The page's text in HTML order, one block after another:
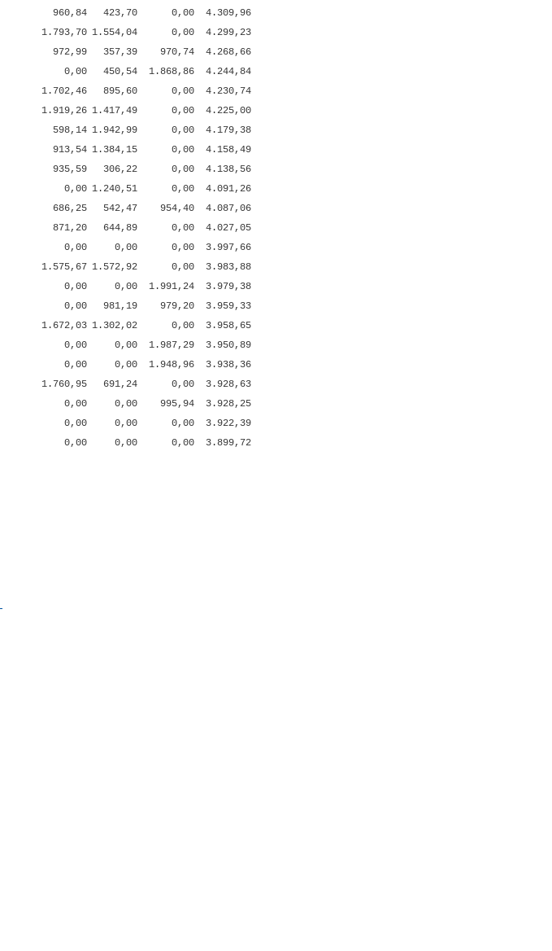
960,84 423,70 0,00
4.309,96
1.793,70 1.554,04 0,00
4.299,23
972,99 357,39 970,74
4.268,66
0,00 450,54 1.868,86
4.244,84
1.702,46 895,60 0,00
4.230,74
1.919,26 1.417,49 0,00
4.225,00
598,14 1.942,99 0,00
4.179,38
913,54 1.384,15 0,00
4.158,49
935,59 306,22 0,00
4.138,56
0,00 1.240,51 0,00
4.091,26
686,25 542,47 954,40
4.087,06
871,20 644,89 0,00
4.027,05
0,00 0,00 0,00
3.997,66
1.575,67 1.572,92 0,00
3.983,88
0,00 0,00 1.991,24
3.979,38
0,00 981,19 979,20
3.959,33
1.672,03 1.302,02 0,00
3.958,65
0,00 0,00 1.987,29
3.950,89
0,00 0,00 1.948,96
3.938,36
1.760,95 691,24 0,00
3.928,63
0,00 0,00 995,94
3.928,25
0,00 0,00 0,00
3.922,39
0,00 0,00 0,00 3.899,72